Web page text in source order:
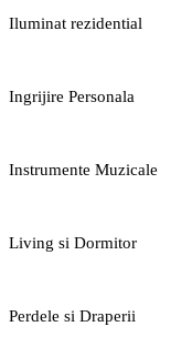
Iluminat rezidential
Ingrijire Personala
Instrumente Muzicale
Living si Dormitor
Perdele si Draperii